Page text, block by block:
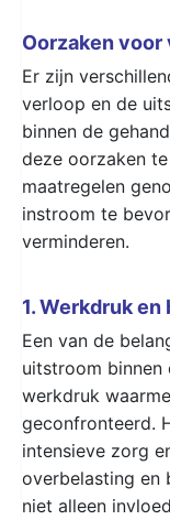
Oorzaken
Er zijn
verloop en de
binnen de
deze oorzaken
maatregelen
instroom te
verminderen.
1. Werkdruk
Een van de
uitstroom binnen
werkdruk
geconfronteerd.
intensieve zorg
overbelasting en
niet alleen